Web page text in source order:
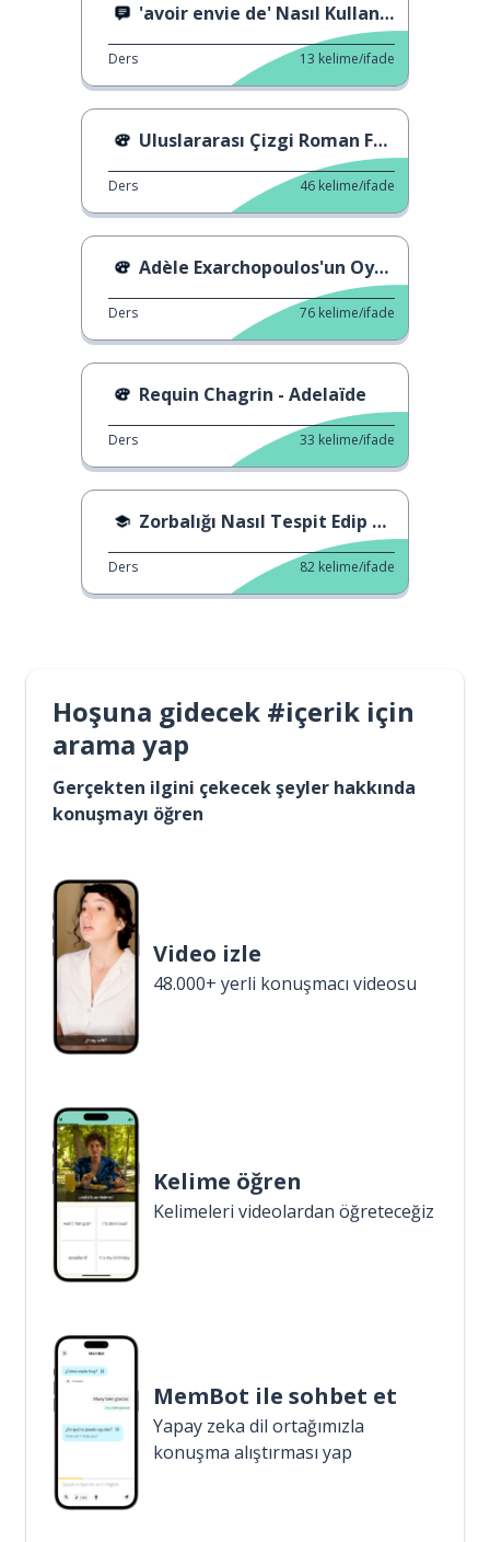
'avoir envie de' Nasıl Kullanılır?
Ders 13 kelime/ifade
Uluslararası Çizgi Roman Festivali
Ders 46 kelime/ifade
Adèle Exarchopoulos'un Oyunculuk Seçimi
Ders 76 kelime/ifade
Requin Chagrin - Adelaïde
Ders 33 kelime/ifade
Zorbalığı Nasıl Tespit Edip Durdurabilirim?
Ders 82 kelime/ifade
Hoşuna gidecek #içerik için
arama yap
Gerçekten ilgini çekecek şeyler hakkında
konuşmayı öğren
Video izle
48.000+ yerli konuşmacı videosu
Kelime öğren
Kelimeleri videolardan öğreteceğiz
MemBot ile sohbet et
Yapay zeka dil ortağımızla
konuşma alıştırması yap